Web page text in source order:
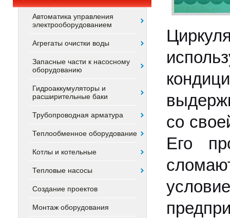
Автоматика управления
электрооборудованием
Агрегаты очистки воды
Запасные части к насосному
оборудованию
Гидроаккумуляторы и
расширительные баки
Трубопроводная арматура
Теплообменное оборудование
Котлы и котельные
Тепловые насосы
Создание проектов
Монтаж оборудования
со
Его